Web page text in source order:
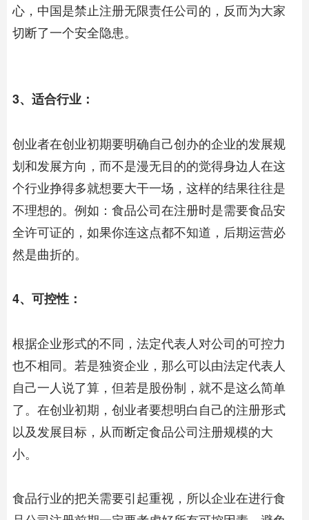
心，中国是禁止注册无限责任公司的，反而为大家
切断了一个安全隐患。
3、适合行业：
创业者在创业初期要明确自己创办的企业的发展规
划和发展方向，而不是漫无目的的觉得身边人在这
个行业挣得多就想要大干一场，这样的结果往往是
不理想的。例如：食品公司在注册时是需要食品安
全许可证的，如果你连这点都不知道，后期运营必
然是曲折的。
4、可控性：
根据企业形式的不同，法定代表人对公司的可控力
也不相同。若是独资企业，那么可以由法定代表人
自己一人说了算，但若是股份制，就不是这么简单
了。在创业初期，创业者要想明白自己的注册形式
以及发展目标，从而断定食品公司注册规模的大
小。
食品行业的把关需要引起重视，所以企业在进行食